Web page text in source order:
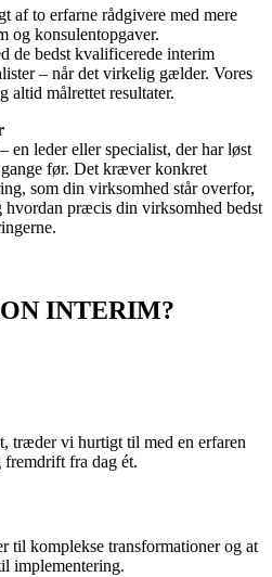
to erfarne rådgivere med mere
og konsulentopgaver.
de bedst kvalificerede interim
– når det virkelig gælder. Vores
altid målrettet resultater.
en leder eller specialist, der har løst
før. Det kræver konkret
som din virksomhed står overfor,
præcis din virksomhed bedst
INTERIM?
træder vi hurtigt til med en erfaren
fremdrift fra dag ét.
til komplekse transformationer og at
implementering.